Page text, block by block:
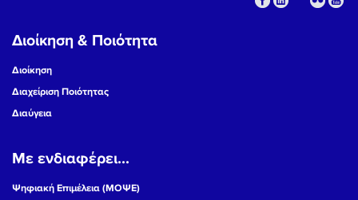
Διοίκηση & Ποιότητα
Διοίκηση
Διαχείριση Ποιότητας
Διαύγεια
Με ενδιαφέρει...
Ψηφιακή Επιμέλεια (ΜΟΨΕ)